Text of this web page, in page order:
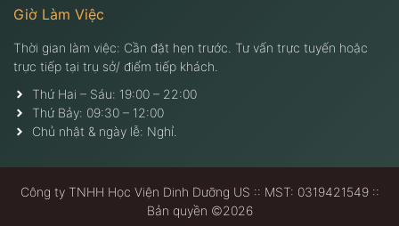
Giờ Làm Việc
Thời gian làm việc: Cần đặt hẹn trước. Tư vấn trực tuyến hoặc
trực tiếp tại trụ sở/ điểm tiếp khách.
Thứ Hai – Sáu: 19:00 – 22:00
Thứ Bảy: 09:30 – 12:00
Chủ nhật & ngày lễ: Nghỉ.
Công ty TNHH Học Viện Dinh Dưỡng US :: MST: 0319421549 ::
Bản quyền ©2026